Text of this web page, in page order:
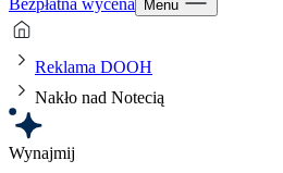
Bezpłatna wycena Menu
Reklama DOOH
Nakło nad Notecią
Wynajmij